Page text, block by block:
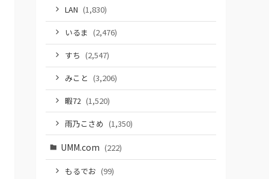
LAN (1,830)
いるま (2,476)
すち (2,547)
みこと (3,206)
暇72 (1,520)
雨乃こさめ (1,350)
UMM.com (222)
もるでお (99)